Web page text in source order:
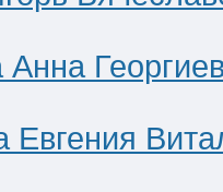
Евгения